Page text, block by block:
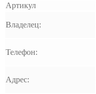
Артикул
Владелец:
Телефон:
Адрес: